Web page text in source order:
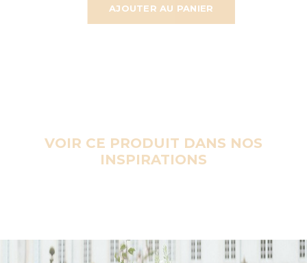
AJOUTER AU PANIER
VOIR CE PRODUIT DANS NOS
INSPIRATIONS